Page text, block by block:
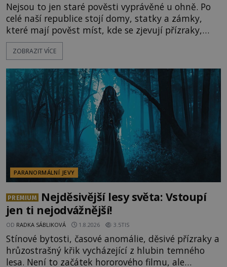
Nejsou to jen staré pověsti vyprávěné u ohně. Po
celé naší republice stojí domy, statky a zámky,
které mají pověst míst, kde se zjevují přízraky,
ozývají nevysvětlitelné zvuky nebo se dějí podivné
jevy. Zatímco historici většinou hledají racionální
lokality vykazují nápadně podobná svědectví po
celé generace. A právě tato opakující se svědectví
ZOBRAZIT VÍCE
PARANORMÁLNÍ JEVY
PREMIUM
Nejděsivější lesy světa: Vstoupí
jen ti nejodvážnější!
OD RADKA SÁBLIKOVÁ 1.8.2026 3.5TIS
Stínové bytosti, časové anomálie, děsivé přízraky a
hrůzostrašný křik vycházející z hlubin temného
lesa. Není to začátek hororového filmu, ale